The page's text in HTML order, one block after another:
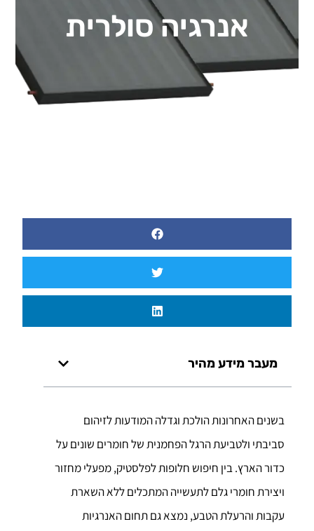
אנרגיה סולרית
מעבר מידע מהיר
בשנים האחרונות הולכת וגדלה המודעות לזיהום
סביבתי ולטביעת הרגל הפחמנית של חומרים שונים על
כדור הארץ. בין חיפוש חלופות לפלסטיק, מפעלי מחזור
ויצירת חומרי גלם לתעשייה המתכלים ללא השארת
עקבות והרעלת הטבע, נמצא גם תחום האנרגיות